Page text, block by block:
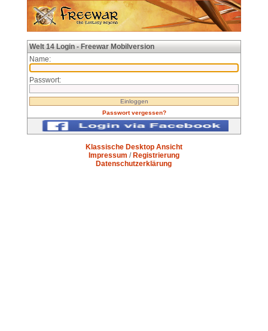
Welt 14 Login - Freewar Mobilversion
Name:
Passwort:
Passwort vergessen?
Klassische Desktop Ansicht
Impressum /Registrierung
Datenschutzerklärung